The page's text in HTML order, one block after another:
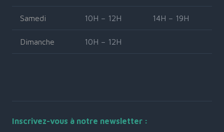
Samedi 10H – 12H 14H – 19H
Dimanche 10H – 12H
Inscrivez-vous à notre newsletter :